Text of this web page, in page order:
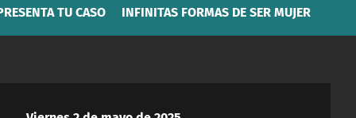
TU CASO INFINITAS FORMAS DE SER MUJER